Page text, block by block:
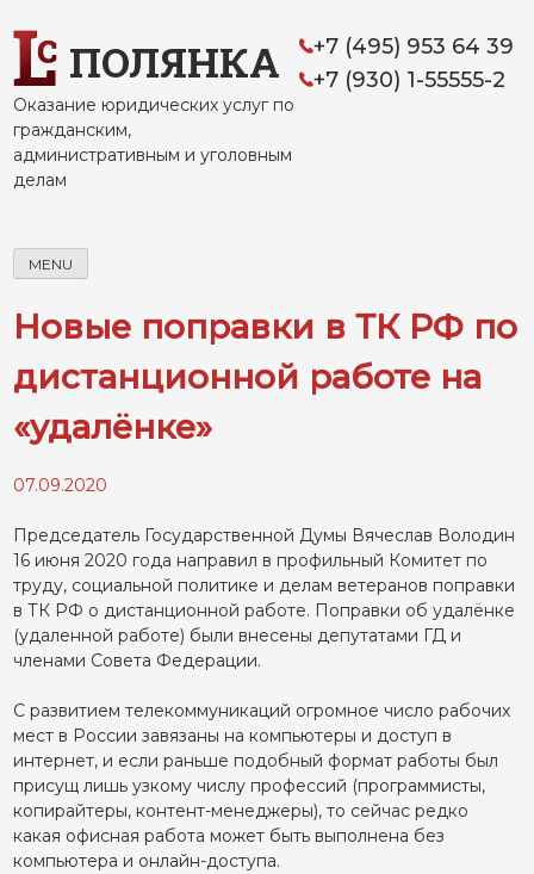
to
contentПОЛЯНКА
Оказание юридических услуг по
гражданским,
административным и уголовным
делам
+7 (495) 953 64 39
+7 (930) 1-55555-2
MENU
Новые поправки в ТК РФ по
дистанционной работе на
«удалёнке»
07.09.2020
Председатель Государственной Думы Вячеслав Володин
16 июня 2020 года направил в профильный Комитет по
труду, социальной политике и делам ветеранов поправки
в ТК РФ о дистанционной работе. Поправки об удалёнке
(удаленной работе) были внесены депутатами ГД и
членами Совета Федерации.
С развитием телекоммуникаций огромное число рабочих
мест в России завязаны на компьютеры и доступ в
интернет, и если раньше подобный формат работы был
присущ лишь узкому числу профессий (программисты,
копирайтеры, контент-менеджеры), то сейчас редко
какая офисная работа может быть выполнена без
компьютера и онлайн-доступа.